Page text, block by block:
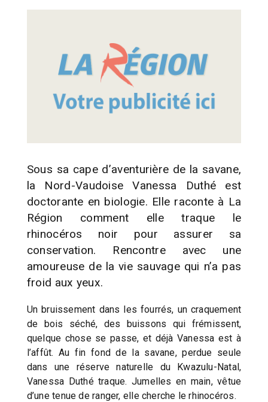
Sous sa cape d’aventurière de la savane,
la Nord-Vaudoise Vanessa Duthé est
doctorante en biologie. Elle raconte à La
Région comment elle traque le
rhinocéros noir pour assurer sa
conservation. Rencontre avec une
amoureuse de la vie sauvage qui n’a pas
froid aux yeux.
Un bruissement dans les fourrés, un craquement
de bois séché, des buissons qui frémissent,
quelque chose se passe, et déjà Vanessa est à
l’affût. Au fin fond de la savane, perdue seule
dans une réserve naturelle du Kwazulu-Natal,
Vanessa Duthé traque. Jumelles en main, vêtue
d’une tenue de ranger, elle cherche le rhinocéros.